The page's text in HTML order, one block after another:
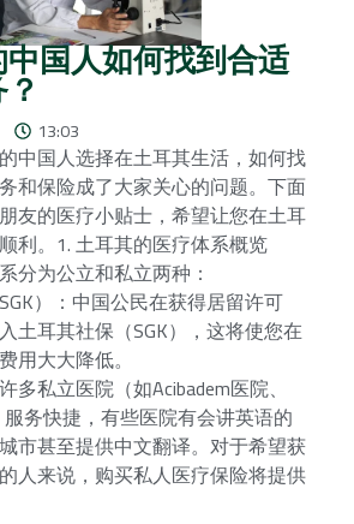
国人如何找到合适
13:03
中国人选择在土耳其生活，如何找
和保险成了大家关心的问题。下面
友的医疗小贴士，希望让您在土耳
利。1. 土耳其的医疗体系概览
分为公立和私立两种：
）：中国公民在获得居留许可
土耳其社保（SGK），这将使您在
用大大降低。
多私立医院（如Acibadem医院、
务快捷，有些医院有会讲英语的
市甚至提供中文翻译。对于希望获
人来说，购买私人医疗保险将提供